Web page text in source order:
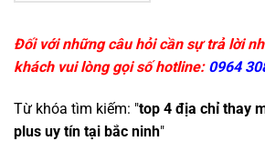
Đối với những câu hỏi cần sự trả lời
khách vui lòng gọi số hotline: 0964
Từ khóa tìm kiếm: "top 4 địa chỉ thay
plus uy tín tại bắc ninh"